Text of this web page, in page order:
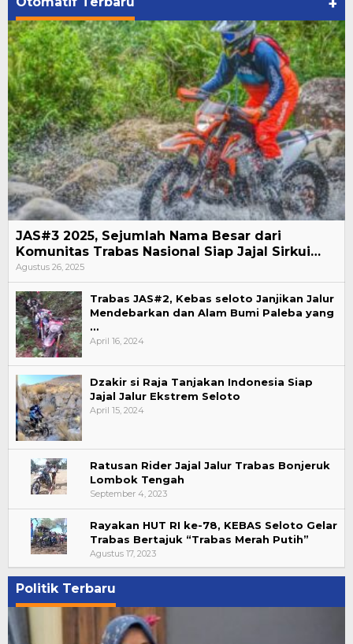
+
JAS#3 2025, Sejumlah Nama Besar dari
Komunitas Trabas Nasional Siap Jajal Sirkui…
Agustus 26, 2025
Trabas JAS#2, Kebas seloto Janjikan Jalur
Mendebarkan dan Alam Bumi Paleba yang
…
April 16, 2024
Dzakir si Raja Tanjakan Indonesia Siap
Jajal Jalur Ekstrem Seloto
April 15, 2024
Ratusan Rider Jajal Jalur Trabas Bonjeruk
Lombok Tengah
September 4, 2023
Rayakan HUT RI ke-78, KEBAS Seloto Gelar
Trabas Bertajuk “Trabas Merah Putih”
Agustus 17, 2023
Politik Terbaru